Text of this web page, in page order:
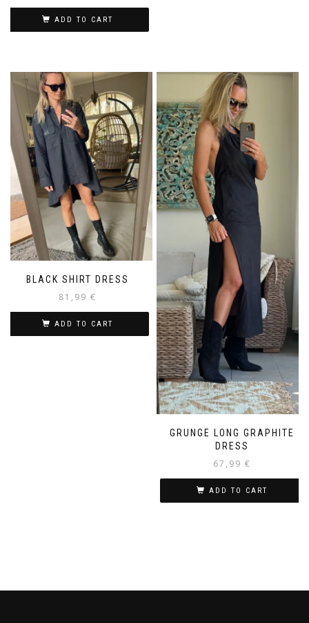
ADD TO CART
BLACK SHIRT DRESS
81,99 €
ADD TO CART
GRUNGE LONG GRAPHITE
DRESS
67,99 €
ADD TO CART